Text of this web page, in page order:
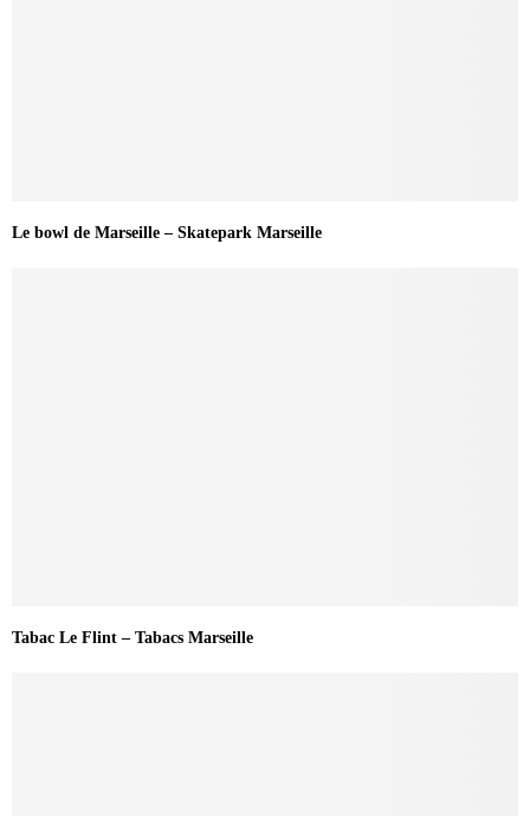
Le bowl de Marseille – Skatepark Marseille
Tabac Le Flint – Tabacs Marseille